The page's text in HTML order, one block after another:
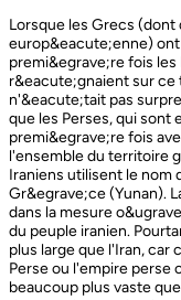
Lorsque les Grecs (dont descend la civilisation europ&eacute;enne) ont rencontr&eacute; pour la premi&egrave;re fois les Iraniens, ces derniers r&eacute;gnaient sur ce territoire sous le nom d'Empire perse. Il n'&eacute;tait pas surprenant qu'ils l'appellent "Perse" tandis que les Perses, qui sont entr&eacute;s en contact pour la premi&egrave;re fois avec les Grecs ioniens, appelaient l'ensemble du territoire grec "Ionie". Aujourd'hui encore, les Iraniens utilisent le nom d'Ionie pour d&eacute;signer la Gr&egrave;ce (Yunan). La Perse ne faisait partie de l'Iran que dans la mesure o&ugrave; les Perses constituaient une partie du peuple iranien. Pourtant, elle avait parfois un sens encore plus large que l'Iran, car ce que l'on appelait historiquement la Perse ou l'empire perse comprenait non seulement un territoire beaucoup plus vaste que l'Iran actuel, mais aussi des pays et des peuples non iraniens comme l'&Eacute;gypte. "Perse" est rest&eacute; le terme europ&eacute;en pour l'Iran jusqu'en 1935, date &agrave; laquelle le gouvernement iranien a insist&eacute; pour que tous les pays appellent officiellement le pays par ce dernier nom. Mais le terme "Perse" a surv&eacute;cu et, encore aujourd'hui, pour de nombreux Occidentaux, la "Perse" a une connotation historique et culturelle beaucoup plus large que celle v&eacute;hicul&eacute;e par le terme "Iran", qu'ils confondaient parfois avec l'Irak. Beaucoup ne savent plus que l'Iran et la Perse sont la m&ecirc;me chose, pensant que l'Iran est aussi un pays arabe ! L'Iran actuel fait partie du plateau iranien, beaucoup plus vaste, dont l'ensemble a parfois fait partie de l'empire perse. Le pays est vaste, plus grand que le Royaume-Uni, la France, l'Espagne et l'Allemagne r&eacute;unis. Il est accident&eacute; et aride et, &agrave; l'exception de deux r&eacute;gions de plaine, il est constitu&eacute; de montagnes et de d&eacute;serts. Il y a deux grandes rang&eacute;es de montagnes, l'Alborz au nord, qui s'&eacute;tend du Caucase au nord-ouest jusqu'au Khorasan &agrave; l'est, et le Zagros, qui s'&eacute;tend de l'ouest au sud-est. Les grands d&eacute;serts, Dasht-e-Kavir et Dasht-e-Lut, tous deux situ&eacute;s &agrave; l'est, sont pratiquement inhabitables. Les deux r&eacute;gions de plaine sont le littoral de la mer Caspienne, qui se trouve au-dessous du niveau de la mer, a un climat subtropical et est couvert de for&ecirc;ts tropicales, et la plaine du Khuzestan au sud-ouest, qui est une continuation des terres fertiles de la M&eacute;sopotamie et est arros&eacute;e par le seul grand fleuve d'Iran, le Karun. Ainsi, la terre est abondante mais l'eau est rare, contrairement &agrave; un pays comme la Hollande o&ugrave; la terre est rare mais l'eau abondante. La raret&eacute; de l'eau a jou&eacute; un r&ocirc;le majeur non seulement en influen&ccedil;ant la nature et les syst&egrave;mes de l'agriculture iranienne, mais aussi un certain nombre de facteurs sociologiques cl&eacute;s, y compris la cause et la nature des &Eacute;tats iraniens. L'&eacute;tendue des montagnes et du d&eacute;sert a naturellement divis&eacute; la population iranienne en groupes relativement isol&eacute;s. Mais l'aridit&eacute; a jou&eacute; un r&ocirc;le encore plus important &agrave; cet &eacute;gard, et ce au niveau des plus petites unit&eacute;s sociales. Dans la majeure partie du pays, l'agriculture et l'&eacute;levage du b&eacute;tail n'&eacute;taient possibles que l&agrave; o&ugrave; l'eau de pluie naturelle, un petit ruisseau, un canal d'eau souterrain, appel&eacute; Qanat, ou une combinaison de ces &eacute;l&eacute;ments fournissait l'approvisionnement minimal n&eacute;cessaire en eau. Le Qanat ou Kariz est un d&eacute;veloppement ing&eacute;nieux des temps anciens, qui remonte &agrave; bien avant la fondation de l'empire perse. &Agrave; partir d'une nappe phr&eacute;atique existante dans les hautes terres, un tunnel est creus&eacute; sous le sol, en pente descendante vers les basses terres (pr&egrave;s des fermes environnantes) o&ugrave; il remonte &agrave; la surface. L'eau qui s'&eacute;coule de la source par gravit&eacute; est ensuite distribu&eacute;e par d'&eacute;troits canaux l&agrave; o&ugrave; elle est n&eacute;cessaire pour l'irrigation et d'autres usages. Le peuple iranien &Agrave; l'origine, les Iraniens &eacute;taient plus une ethnie qu'une nation et les perses se comptaient comme un groupe parmi un bon nombre des Iraniens. A part le pays qui s'appelle aujourd'hui l'Iran, l'Afghanistan et le Tadjikistan appartiennent &eacute;galement &agrave; un territoire iranien plus large dans leurs concepts historiques et culturels. En plus la domaine culturelle iranienne d&eacute;passe encore plus loin que la fronti&egrave;re de l&rsquo;ensemble de ces trois pays et s'&eacute;tendant jusqu&rsquo;au cot&eacute; nordique de l'Inde, l'Ouzb&eacute;kistan, le Turkm&eacute;nistan, le Caucase et l'Anatolie : Aujourd&rsquo;hui , c&rsquo;est ce que l&rsquo;on appelle &lsquo;&rsquo; Monde Persan&rsquo;&rsquo; La langue persane est une des langues iraniennes, alors qu&rsquo;il en existe d'autres vari&eacute;t&eacute;s dont le kurde et le pashto. En Iran, certaines langues